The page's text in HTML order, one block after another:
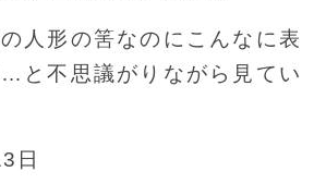
人形の筈なのにこんなに表
と不思議がりながら見てい
日